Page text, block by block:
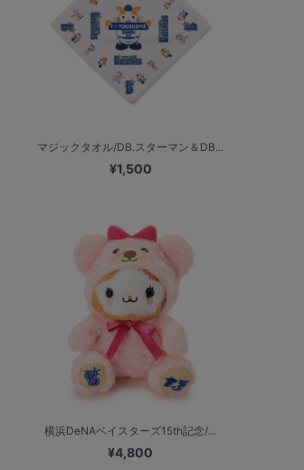
マジックタオル/DB.スターマン＆DB...
¥1,500
横浜DeNAベイスターズ15th記念/...
¥4,800